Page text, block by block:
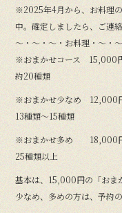
※2025年4月から、お料理
中。確定しましたら、ご連
〜・〜・〜・お料理・〜・
※おまかせコース 15,000
約20種類
※おまかせ少なめ 12,000
13種類〜15種類
※おまかせ多め 18,000
25種類以上
基本は、15,000円の「おま
少なめ、多めの方は、予約